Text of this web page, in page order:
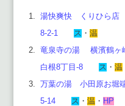
湯快爽快 くりひら店
8-2-1
ス ・ 温
竜泉寺の湯 横濱鶴ヶ
白根8丁目-8
ス ・ 温
万葉の湯 小田原お堀
5-14
ス ・ 温 ・ HP